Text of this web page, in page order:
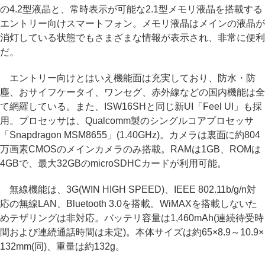
の4.2型液晶と、常時表示が可能な2.1型メモリ液晶を搭載する
エントリー向けスマートフォン。メモリ液晶はメインの液晶が
消灯している状態でもさまざまな情報が表示され、非常に便利
だ。
エントリー向けとはいえ機能面は充実しており、防水・防
塵、おサイフケータイ、ワンセグ、赤外線などの国内機能は全
て網羅している。また、ISW16SHと同じ新UI「Feel UI」も採
用。プロセッサは、Qualcomm製のシングルコアプロセッサ
「Snapdragon MSM8655」(1.40GHz)。カメラは裏面に約804
万画素CMOSのメインカメラのみ搭載。RAMは1GB、ROMは
4GBで、最大32GBのmicroSDHCカードが利用可能。
無線機能は、3G(WIN HIGH SPEED)、IEEE 802.11b/g/n対
応の無線LAN、Bluetooth 3.0を搭載。WiMAXを搭載しないた
めテザリングは非対応。バッテリ容量は1,460mAh(連続待受時
間および連続通話時間は未定)。本体サイズは約65×8.9～10.9×
132mm(同)、重量は約132g。